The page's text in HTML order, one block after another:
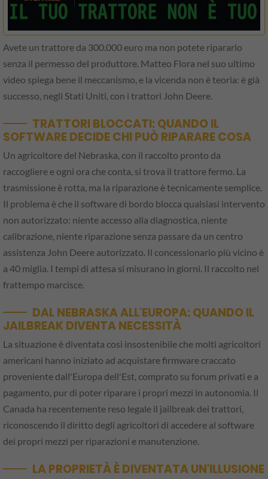
Avete un trattore da 300.000 euro ma non potete ripararlo
senza il permesso del produttore. Matteo Flora nel suo ultimo
video spiega bene il meccanismo, e la vicenda non è teoria: è già
successo, negli Stati Uniti, con i trattori John Deere.
TRATTORI BLOCCATI: QUANDO IL
SOFTWARE DECIDE CHI PUÒ RIPARARE COSA
Un agricoltore del Nebraska, con il raccolto pronto da
raccogliere e ogni ora che conta, si trova il trattore fermo. La
trasmissione è rotta, ma la riparazione è tecnicamente semplice.
Il problema è che il software di bordo blocca qualsiasi intervento
non autorizzato: niente accesso alla diagnostica, niente
calibrazione, niente riparazione senza passare da un centro
assistenza John Deere autorizzato. Il concessionario più vicino è
a 40 miglia. I tempi di attesa si misurano in giorni. Il raccolto nel
frattempo marcisce.
DAL NEBRASKA ALL'EUROPA: QUANDO IL
JAILBREAK DIVENTA NECESSITÀ
La situazione è diventata così insostenibile che molti agricoltori
americani hanno iniziato ad acquistare firmware craccato
proveniente dall'Europa dell'Est, comprato su forum privati e a
pagamento, pur di poter riparare i propri mezzi in autonomia. Il
Canada ha recentemente reso legale il jailbreak dei trattori,
riconoscendo il diritto degli agricoltori di accedere al software
dei propri mezzi per riparazioni e manutenzione.
LA PROPRIETÀ È DIVENTATA UN'ILLUSIONE